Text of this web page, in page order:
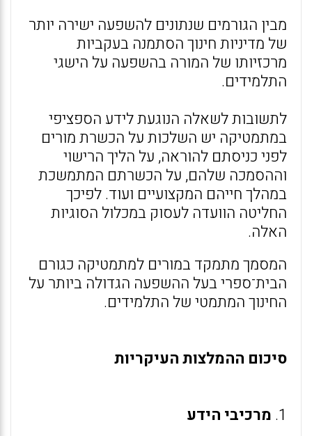
מבין הגורמים שנתונים להשפעה ישירה יותר
של מדיניות חינוך הסתמנה בעקביות
מרכזיותו של המורה בהשפעה על הישגי
התלמידים.
לתשובות לשאלה הנוגעת לידע הספציפי
במתמטיקה יש השלכות על הכשרת מורים
לפני כניסתם להוראה, על הליך הרישוי
וההסמכה שלהם, על הכשרתם המתמשכת
במהלך חייהם המקצועיים ועוד. לפיכך
החליטה הוועדה לעסוק במכלול הסוגיות
האלה.
המסמך מתמקד במורים למתמטיקה כגורם
הבית־ספרי בעל ההשפעה הגדולה ביותר על
החינוך המתמטי של התלמידים.
סיכום ההמלצות העיקריות
1. מרכיבי הידע